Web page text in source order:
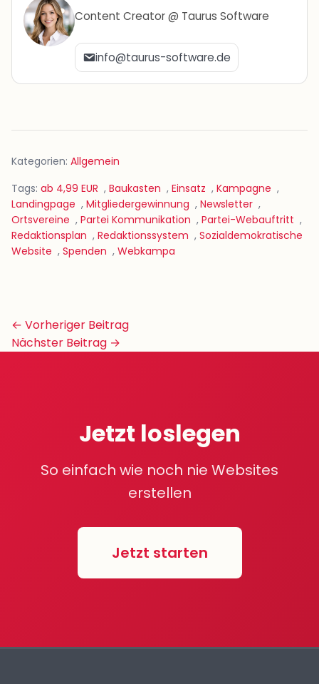
Content Creator @ Taurus Software
info@taurus-software.de
Kategorien: Allgemein
Tags: ab 4,99 EUR , Baukasten , Einsatz , Kampagne ,
Landingpage , Mitgliedergewinnung , Newsletter ,
Ortsvereine , Partei Kommunikation , Partei-Webauftritt ,
Redaktionsplan , Redaktionssystem , Sozialdemokratische
Website , Spenden , Webkampa
Beitrags-
Navigation
← Vorheriger Beitrag
Nächster Beitrag →
Jetzt loslegen
So einfach wie noch nie Websites
erstellen
Jetzt starten